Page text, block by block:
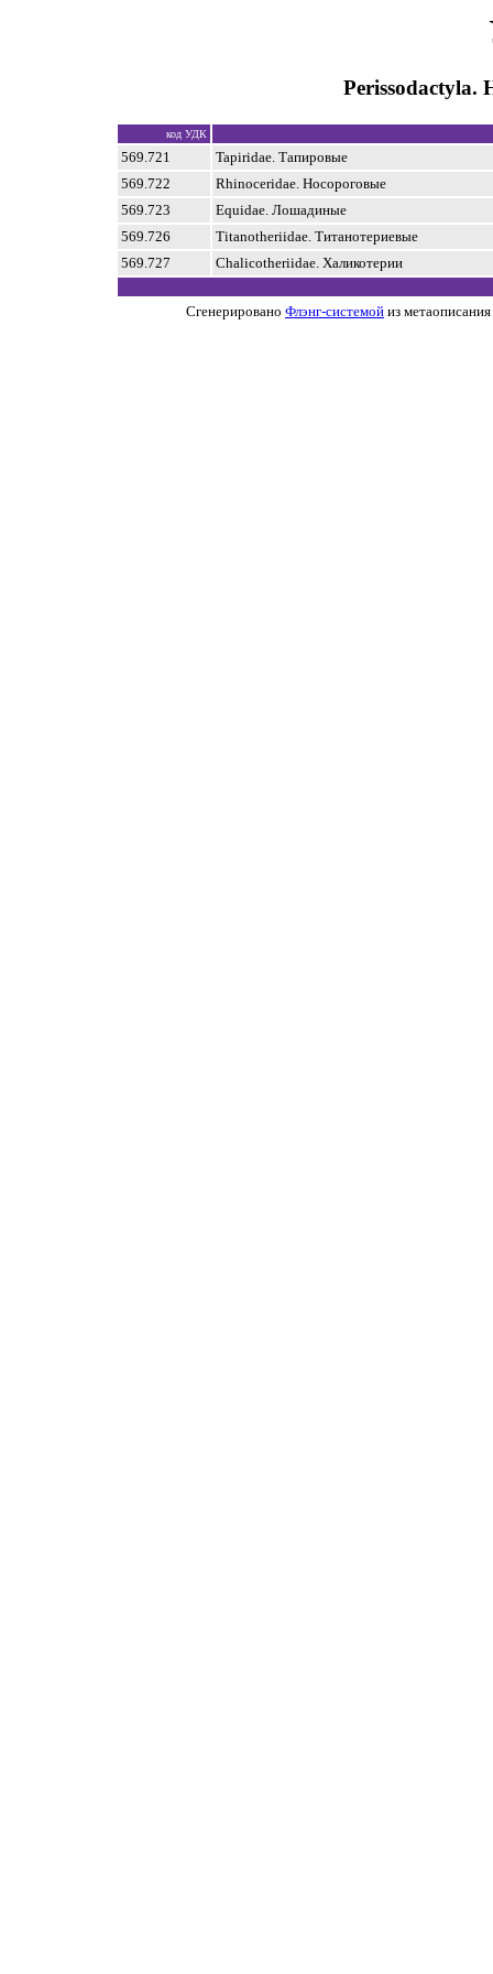
Perissodactyla.
код УДК
569.721
Tapiridae. Тапировые
569.722
Rhinoceridae. Носороговые
569.723
Equidae. Лошадиные
569.726
Titanotheriidae. Титанотериевые
569.727
Chalicotheriidae. Халикотерии
Сгенерировано Флэнг-системой из